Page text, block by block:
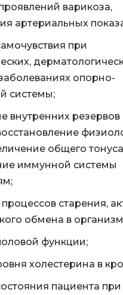
варикоза,
артериальных
при
опорно-
системы;
внутренних резервов
общего
иммунной системы
старения,
обмена в
функции;
холестерина в
пациента при